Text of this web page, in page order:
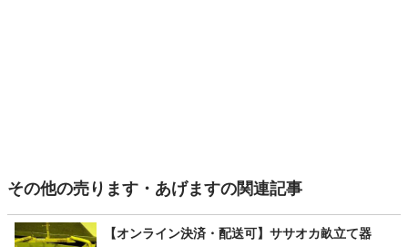
その他の売ります・あげますの関連記事
【オンライン決済・配送可】ササオカ畝立て器